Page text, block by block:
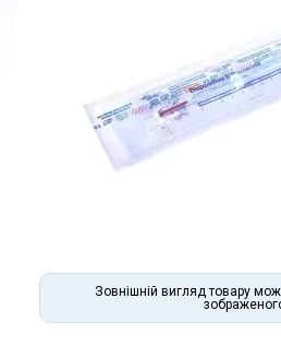
Зовнішній вигляд товару